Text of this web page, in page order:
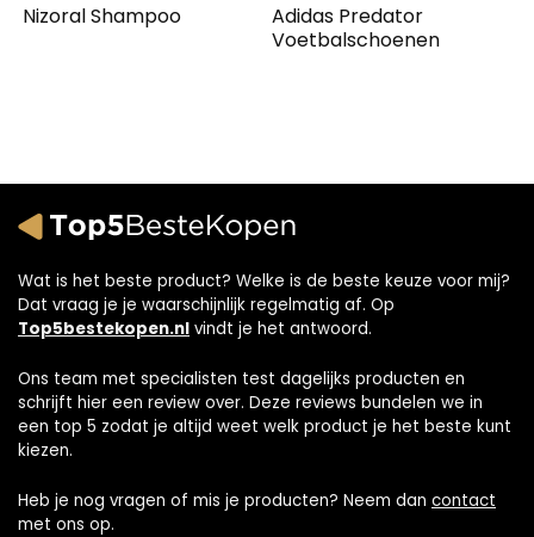
Nizoral Shampoo
Adidas Predator
Voetbalschoenen
Wat is het beste product? Welke is de beste keuze voor mij?
Dat vraag je je waarschijnlijk regelmatig af. Op
Top5bestekopen.nl vindt je het antwoord.
Ons team met specialisten test dagelijks producten en
schrijft hier een review over. Deze reviews bundelen we in
een top 5 zodat je altijd weet welk product je het beste kunt
kiezen.
Heb je nog vragen of mis je producten? Neem dan contact
met ons op.